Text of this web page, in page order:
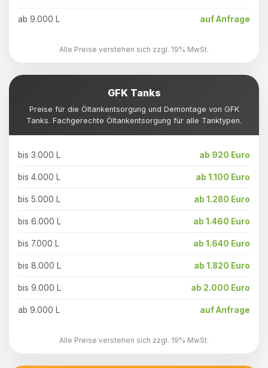
ab 9.000 L auf Anfrage
Alle Preise verstehen sich zzgl. 19% MwSt.
GFK Tanks
Preise für die Öltankentsorgung und Demontage von GFK
Tanks. Fachgerechte Öltankentsorgung für alle Tanktypen.
bis 3.000 L ab 920 Euro
bis 4.000 L ab 1.100 Euro
bis 5.000 L ab 1.280 Euro
bis 6.000 L ab 1.460 Euro
bis 7.000 L ab 1.640 Euro
bis 8.000 L ab 1.820 Euro
bis 9.000 L ab 2.000 Euro
ab 9.000 L auf Anfrage
Alle Preise verstehen sich zzgl. 19% MwSt.